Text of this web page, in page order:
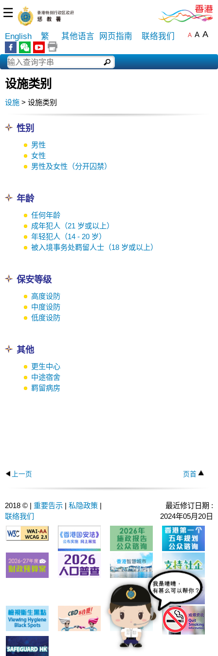
☰
English 繁 其他语言 网页指南 联络我们 A A A
设施类别
设施 > 设施类别
性别
男性
女性
男性及女性（分开囚禁）
年龄
任何年龄
成年犯人（21 岁或以上）
年轻犯人（14 - 20 岁）
被入境事务处羁留人士（18 岁或以上）
保安等级
高度设防
中度设防
低度设防
其他
更生中心
中途宿舍
羁留病房
上一页 页首
2018 © | 重要告示 | 私隐政策 |
联络我们
最近修订日期 :
2024年05月20日